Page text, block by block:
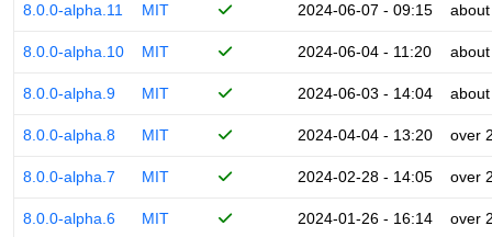
8.0.0-alpha.11 MIT 2024-06-07 - 09:15
8.0.0-alpha.10 MIT 2024-06-04 - 11:20
8.0.0-alpha.9 MIT 2024-06-03 - 14:04
8.0.0-alpha.8 MIT 2024-04-04 - 13:20 over
8.0.0-alpha.7 MIT 2024-02-28 - 14:05 over
8.0.0-alpha.6 MIT 2024-01-26 - 16:14 over